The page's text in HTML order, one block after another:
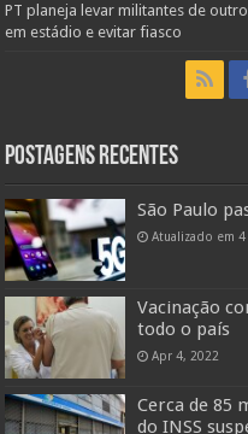
PT planeja levar militantes de
em estádio e evitar fiasco
Postagens Recentes
São Paulo
Atualizado em
Vacinação
todo o país
Apr 4, 2022
Cerca de 85
do INSS